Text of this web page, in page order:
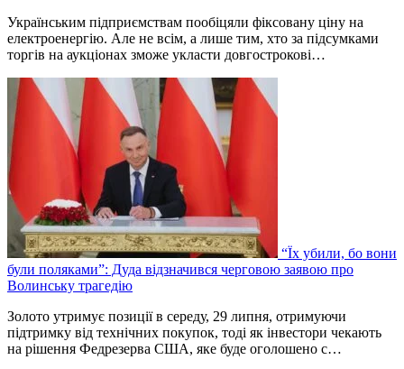
Українським підприємствам пообіцяли фіксовану ціну на
електроенергію. Але не всім, а лише тим, хто за підсумками
торгів на аукціонах зможе укласти довгострокові…
“Їх убили, бо вони
були поляками”: Дуда відзначився черговою заявою про
Волинську трагедію
Золото утримує позиції в середу, 29 липня, отримуючи
підтримку від технічних покупок, тоді як інвестори чекають
на рішення Федрезерва США, яке буде оголошено ‌с…